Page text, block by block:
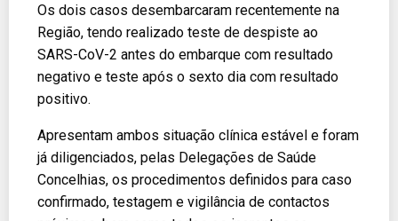
Os dois casos desembarcaram recentemente na
Região, tendo realizado teste de despiste ao
SARS-CoV-2 antes do embarque com resultado
negativo e teste após o sexto dia com resultado
positivo.
Apresentam ambos situação clínica estável e foram
já diligenciados, pelas Delegações de Saúde
Concelhias, os procedimentos definidos para caso
confirmado, testagem e vigilância de contactos